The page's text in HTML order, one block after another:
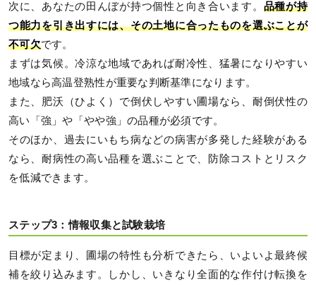
次に、あなたの田んぼが持つ個性と向き合います。 品種が持
つ能力を引き出すには、その土地に合ったものを選ぶことが
不可欠です。
まずは気候。冷涼な地域であれば耐冷性、猛暑になりやすい
地域なら高温登熟性が重要な判断基準になります。
また、肥沃（ひよく）で倒伏しやすい圃場なら、耐倒伏性の
高い「強」や「やや強」の品種が必須です。
そのほか、過去にいもち病などの病害が多発した経験がある
なら、耐病性の高い品種を選ぶことで、防除コストとリスク
を低減できます。
ステップ3：情報収集と試験栽培
目標が定まり、圃場の特性も分析できたら、いよいよ最終候
補を絞り込みます。しかし、いきなり全面的な作付け転換を